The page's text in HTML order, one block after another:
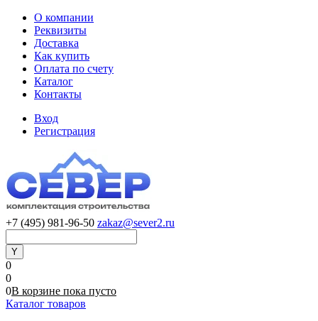
О компании
Реквизиты
Доставка
Как купить
Оплата по счету
Каталог
Контакты
Вход
Регистрация
+7 (495) 981-96-50 zakaz@sever2.ru
0
0
0В корзине пока пусто
Каталог товаров